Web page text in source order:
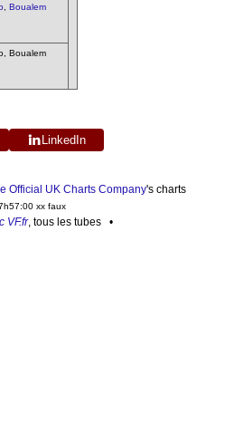
Boualem
Boualem
LinkedIn
Official UK Charts Company's charts
xx faux
VF.fr, tous les tubes •